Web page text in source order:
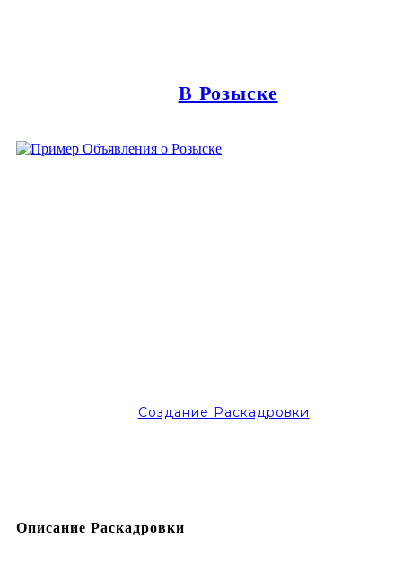
В Розыске
Создание Раскадровки
Описание Раскадровки